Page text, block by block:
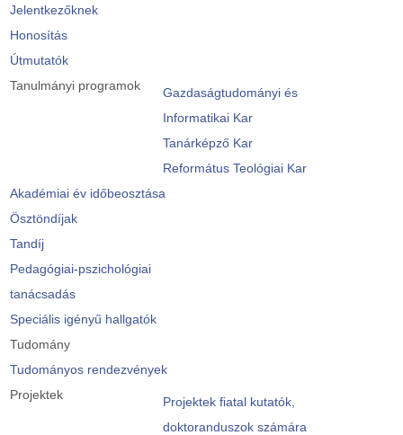
Jelentkezőknek
Honosítás
Útmutatók
Tanulmányi programok
Gazdaságtudományi és
Informatikai Kar
Tanárképző Kar
Református Teológiai Kar
Akadémiai év időbeosztása
Ösztöndíjak
Tandíj
Pedagógiai-pszichológiai
tanácsadás
Speciális igényű hallgatók
Tudomány
Tudományos rendezvények
Projektek
Projektek fiatal kutatók,
doktoranduszok számára